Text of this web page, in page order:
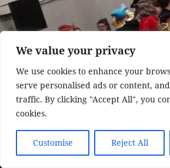
We value your privacy
We use cookies to enhance your
serve personalised ads or content,
traffic. By clicking "Accept All", you
cookies.
Customise Reject All